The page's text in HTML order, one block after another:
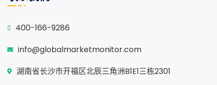
400-166-9286
info@globalmarketmonitor.com
湖南省长沙市开福区北辰三角洲B1E1三栋2301